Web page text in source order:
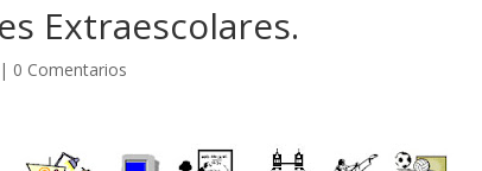
Extraescolares.
| 0 Comentarios